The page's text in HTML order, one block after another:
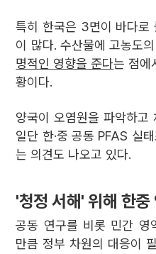
특히 한국은 3면이 바다로
이 많다. 수산물에 고농도
명적인 영향을 준다는 점에
황이다.
양국이 오염원을 파악하고
일단 한·중 공동 PFAS 실
는 의견도 나오고 있다.
'청정 서해' 위해 한중
공동 연구를 비롯 민간 영
만큼 정부 차원의 대응이